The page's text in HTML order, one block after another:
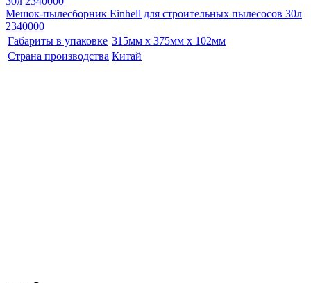
Мешок-пылесборник Einhell для строительных пылесосов 30л
2340000
Габариты в упаковке 315мм x 375мм x 102мм
Страна производства Китай